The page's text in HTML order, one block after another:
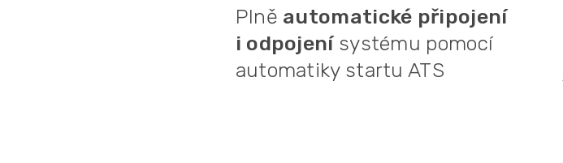
Plně automatické připojení
i odpojenísystému pomocí
automatiky startu ATS